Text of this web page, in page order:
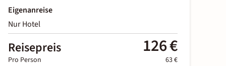
Eigenanreise
Nur Hotel
Reisepreis 126 €
Pro Person 63 €